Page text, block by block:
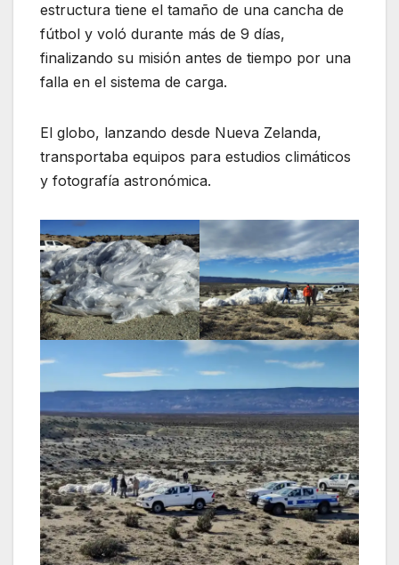
estructura tiene el tamaño de una cancha de
fútbol y voló durante más de 9 días,
finalizando su misión antes de tiempo por una
falla en el sistema de carga.
El globo, lanzando desde Nueva Zelanda,
transportaba equipos para estudios climáticos
y fotografía astronómica.